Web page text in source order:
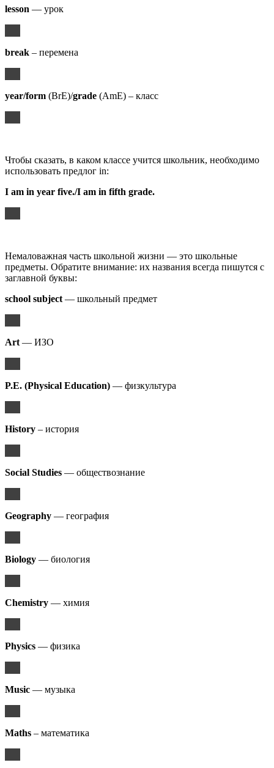
lesson — урок
break – перемена
year/form (BrE)/grade (AmE) – класс
Чтобы сказать, в каком классе учится школьник, необходимо
использовать предлог in:
I am in year five./I am in fifth grade.
Немаловажная часть школьной жизни — это школьные
предметы. Обратите внимание: их названия всегда пишутся с
заглавной буквы:
school subject — школьный предмет
Art — ИЗО
P.E. (Physical Education) — физкультура
History – история
Social Studies — обществознание
Geography — география
Biology — биология
Chemistry — химия
Physics — физика
Music — музыка
Maths – математика